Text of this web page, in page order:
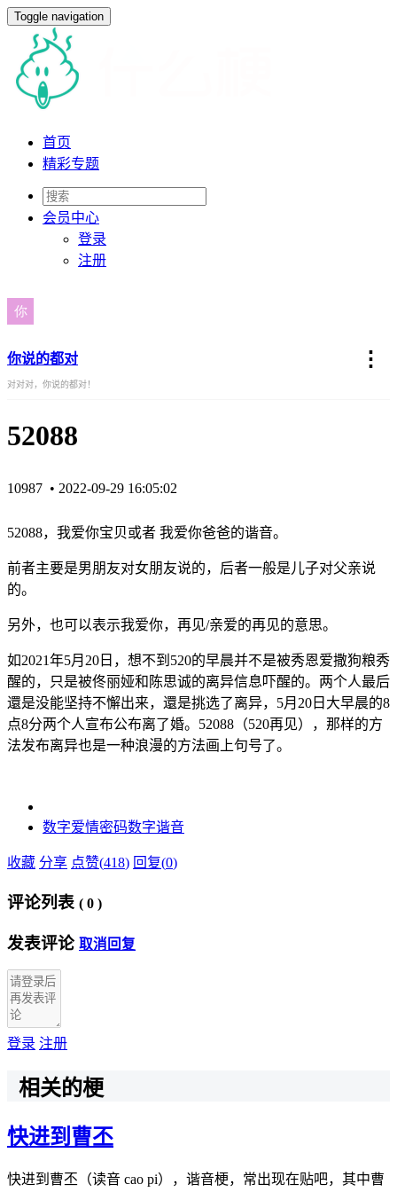
Toggle navigation
首页
精彩专题
会员中心
登录
注册
你说的都对 ⋮
对对对，你说的都对！
52088
10987 • 2022-09-29 16:05:02
52088，我爱你宝贝或者 我爱你爸爸的谐音。
前者主要是男朋友对女朋友说的，后者一般是儿子对父亲说
的。
另外，也可以表示我爱你，再见/亲爱的再见的意思。
如2021年5月20日，想不到520的早晨并不是被秀恩爱撒狗粮秀
醒的，只是被佟丽娅和陈思诚的离异信息吓醒的。两个人最后
還是没能坚持不懈出来，還是挑选了离异，5月20日大早晨的8
点8分两个人宣布公布离了婚。52088（520再见），那样的方
法发布离异也是一种浪漫的方法画上句号了。
数字爱情密码数字谐音
收藏 分享 点赞(418) 回复(0)
评论列表 ( 0 )
发表评论 取消回复
登录 注册
相关的梗
快进到曹丕
快进到曹丕（读音 cao pi），谐音梗，常出现在贴吧，其中曹